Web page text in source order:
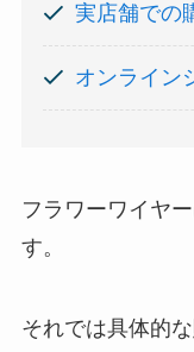
実店舗での
オンライン
フラワーワイヤ
す。
それでは具体的